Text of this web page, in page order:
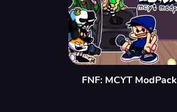
FNF: MCYT ModPack